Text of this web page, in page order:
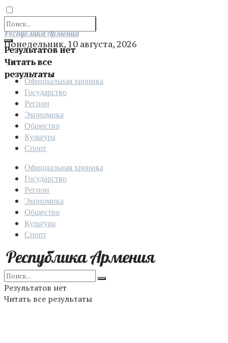
Результатов нет
Читать все
результаты
Отправить
Республика Армения
Понедельник, 10 августа, 2026
Официальная хроника
Государство
Регион
Экономика
Общество
Культура
Спорт
Официальная хроника
Государство
Регион
Экономика
Общество
Культура
Спорт
Результатов нет
Читать все результаты